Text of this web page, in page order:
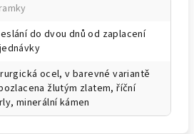
do dvou dnů od zaplacení
ocel, v barevné variantě
žlutým zlatem, říční
minerální kámen